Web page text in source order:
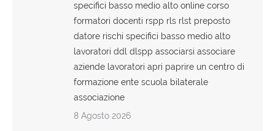
specifici basso medio alto online corso
formatori docenti rspp rls rlst preposto
datore rischi specifici basso medio alto
lavoratori ddl dlspp associarsi associare
aziende lavoratori apri paprire un centro di
formazione ente scuola bilaterale
associazione
8 Agosto 2026